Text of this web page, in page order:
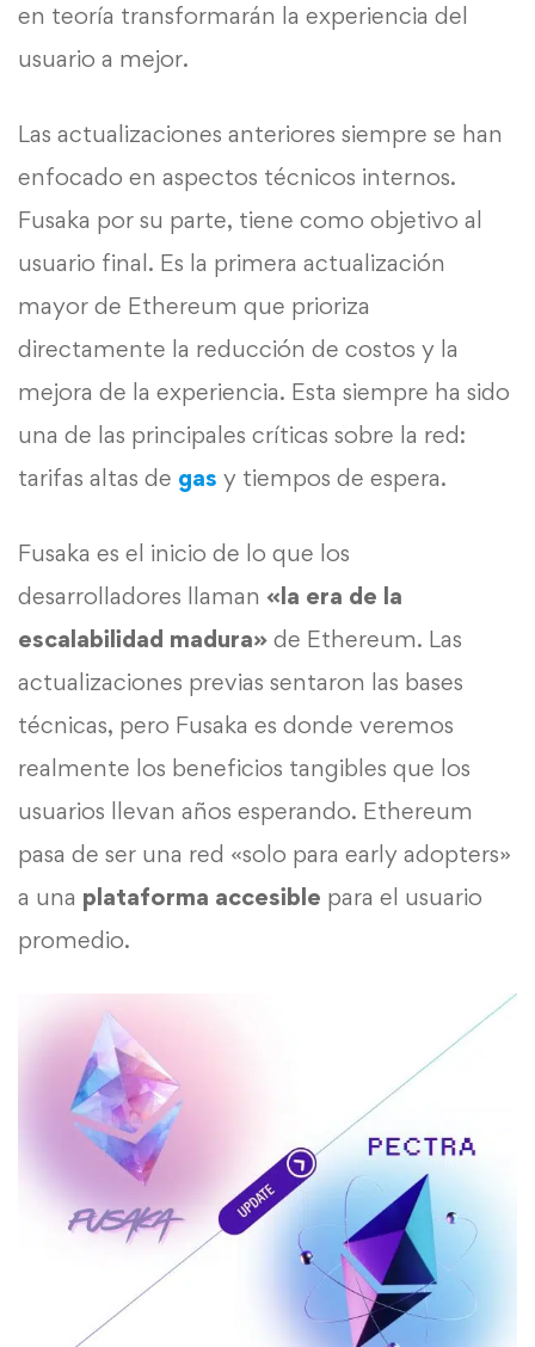
en teoría transformarán la experiencia del
usuario a mejor.
Las actualizaciones anteriores siempre se han
enfocado en aspectos técnicos internos.
Fusaka por su parte, tiene como objetivo al
usuario final. Es la primera actualización
mayor de Ethereum que prioriza
directamente la reducción de costos y la
mejora de la experiencia. Esta siempre ha sido
una de las principales críticas sobre la red:
tarifas altas de gas y tiempos de espera.
Fusaka es el inicio de lo que los
desarrolladores llaman «la era de la
escalabilidad madura» de Ethereum. Las
actualizaciones previas sentaron las bases
técnicas, pero Fusaka es donde veremos
realmente los beneficios tangibles que los
usuarios llevan años esperando. Ethereum
pasa de ser una red «solo para early adopters»
a una plataforma accesible para el usuario
promedio.